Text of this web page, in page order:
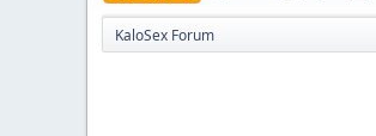
KaloSex Forum